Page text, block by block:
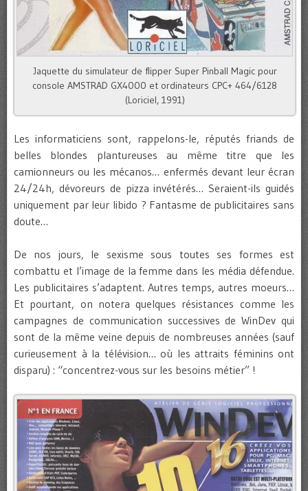
Jaquette du simulateur de flipper Super Pinball Magic pour
console AMSTRAD GX4000 et ordinateurs CPC+ 464/6128
(Loriciel, 1991)
Les informaticiens sont, rappelons-le, réputés friands de
belles blondes plantureuses au même titre que les
camionneurs ou les mécanos… enfermés devant leur écran
24/24h, dévoreurs de pizza invétérés… Seraient-ils guidés
uniquement par leur libido ? Fantasme de publicitaires sans
doute…
De nos jours, le sexisme sous toutes ses formes est
combattu et l’image de la femme dans les média défendue.
Les publicitaires s’adaptent. Autres temps, autres moeurs…
Et pourtant, on notera quelques résistances comme les
campagnes de communication successives de WinDev qui
sont de la même veine depuis de nombreuses années (sauf
curieusement à la télévision… où les attraits féminins ont
disparu) : “concentrez-vous sur les besoins métier” !